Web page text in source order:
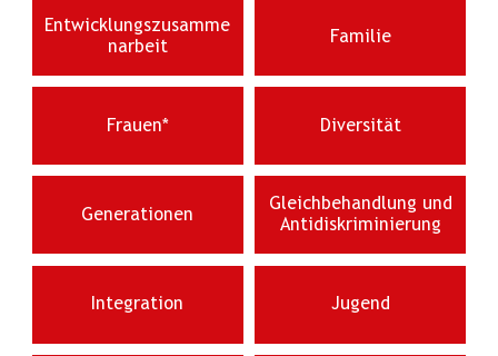
Entwicklungszusamme
narbeit
Familie
Frauen* Diversität
Generationen
Gleichbehandlung und
Antidiskriminierung
Integration Jugend